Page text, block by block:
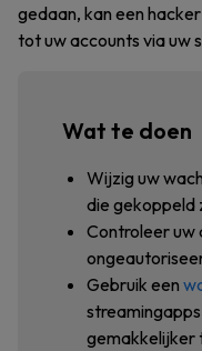
gedaan, kan een
tot uw accounts via uw
Wat te doen
Wijzig uw
die gekoppeld
Controleer
Gebruik een
gemakkelijker